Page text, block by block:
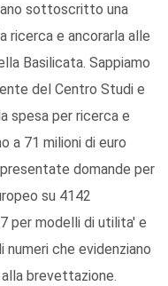
sottoscritto una
ricerca e ancorarla alle
Basilicata. Sappiamo
del Centro Studi e
spesa per ricerca e
a 71 milioni di euro
domande per
su 4142
per modelli di utilita' e
che evidenziano
brevettazione.